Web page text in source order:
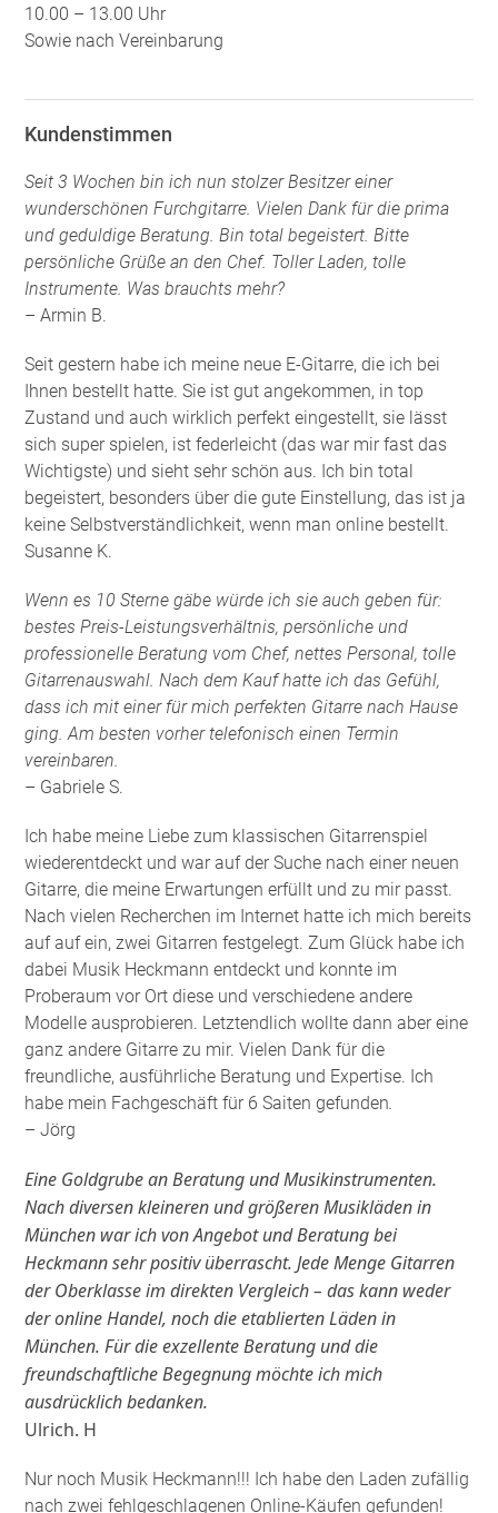
10.00 – 13.00 Uhr
Sowie nach Vereinbarung
Kundenstimmen
Seit 3 Wochen bin ich nun stolzer Besitzer einer
wunderschönen Furchgitarre. Vielen Dank für die prima
und geduldige Beratung. Bin total begeistert. Bitte
persönliche Grüße an den Chef. Toller Laden, tolle
Instrumente. Was brauchts mehr?
– Armin B.
Seit gestern habe ich meine neue E-Gitarre, die ich bei
Ihnen bestellt hatte. Sie ist gut angekommen, in top
Zustand und auch wirklich perfekt eingestellt, sie lässt
sich super spielen, ist federleicht (das war mir fast das
Wichtigste) und sieht sehr schön aus. Ich bin total
begeistert, besonders über die gute Einstellung, das ist ja
keine Selbstverständlichkeit, wenn man online bestellt.
Susanne K.
Wenn es 10 Sterne gäbe würde ich sie auch geben für:
bestes Preis-Leistungsverhältnis, persönliche und
professionelle Beratung vom Chef, nettes Personal, tolle
Gitarrenauswahl. Nach dem Kauf hatte ich das Gefühl,
dass ich mit einer für mich perfekten Gitarre nach Hause
ging. Am besten vorher telefonisch einen Termin
vereinbaren.
– Gabriele S.
Ich habe meine Liebe zum klassischen Gitarrenspiel
wiederentdeckt und war auf der Suche nach einer neuen
Gitarre, die meine Erwartungen erfüllt und zu mir passt.
Nach vielen Recherchen im Internet hatte ich mich bereits
auf auf ein, zwei Gitarren festgelegt. Zum Glück habe ich
dabei Musik Heckmann entdeckt und konnte im
Proberaum vor Ort diese und verschiedene andere
Modelle ausprobieren. Letztendlich wollte dann aber eine
ganz andere Gitarre zu mir. Vielen Dank für die
freundliche, ausführliche Beratung und Expertise. Ich
habe mein Fachgeschäft für 6 Saiten gefunden.
– Jörg
Eine Goldgrube an Beratung und Musikinstrumenten.
Nach diversen kleineren und größeren Musikläden in
München war ich von Angebot und Beratung bei
Heckmann sehr positiv überrascht. Jede Menge Gitarren
der Oberklasse im direkten Vergleich – das kann weder
der online Handel, noch die etablierten Läden in
München. Für die exzellente Beratung und die
freundschaftliche Begegnung möchte ich mich
ausdrücklich bedanken.
Ulrich. H
Nur noch Musik Heckmann!!! Ich habe den Laden zufällig
nach zwei fehlgeschlagenen Online-Käufen gefunden!